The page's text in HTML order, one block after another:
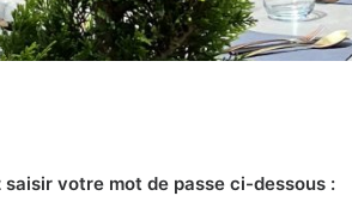
votre mot de passe ci-dessous :